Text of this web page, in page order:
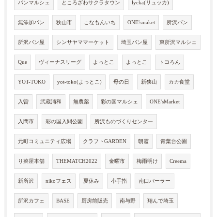
パンマルシェ ところざわサクラタウン lycka(リュッカ)
無添加パン 狭山市 こなもんいち ONE'smaket 所沢パン
所沢パン屋 シンサヤママーケット 埼玉パン屋 東所沢マルシェ
Que ヴィーナスリーグ よっとこ よっとこ トコろん
YOT-TOKO yot-toko(よっとこ) 母の日 新狭山 カカ食堂
入曽 武蔵浦和 無農薬 彩の国マルシェ ONE'sMarket
入間市 彩の国入間公園 所沢ものづくりセンター
元町コミュニティ広場 クラフトGARDEN 朝霞 青葉台公園
り菜屋本舗 THEMATCH2022 金曜市 梅雨明け Creema
新所沢 nikoフェス 夏休み 小手指 南口パーラー
所沢カフェ BASE 厨房前販売 南与野 翔んで埼玉